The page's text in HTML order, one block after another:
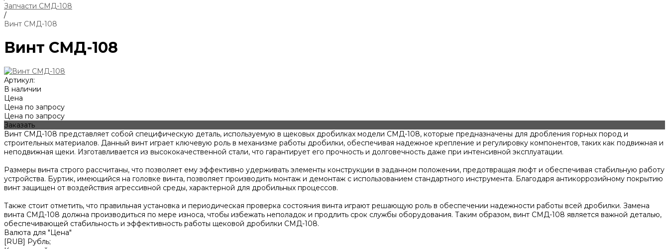
Запчасти СМД-108
/
Винт СМД-108
Винт СМД-108
Артикул:
В наличии
Цена
Цена по запросу
Цена по запросу
Заказать
Винт СМД-108 представляет собой специфическую деталь, используемую в щековых дробилках модели СМД-108, которые предназначены для дробления горных пород и
строительных материалов. Данный винт играет ключевую роль в механизме работы дробилки, обеспечивая надежное крепление и регулировку компонентов, таких как подвижная и
неподвижная щеки. Изготавливается из высококачественной стали, что гарантирует его прочность и долговечность даже при интенсивной эксплуатации.
Размеры винта строго рассчитаны, что позволяет ему эффективно удерживать элементы конструкции в заданном положении, предотвращая люфт и обеспечивая стабильную работу
устройства. Буртик, имеющийся на головке винта, позволяет производить монтаж и демонтаж с использованием стандартного инструмента. Благодаря антикоррозийному покрытию
винт защищен от воздействия агрессивной среды, характерной для дробильных процессов.
Также стоит отметить, что правильная установка и периодическая проверка состояния винта играют решающую роль в обеспечении надежности работы всей дробилки. Замена
винта СМД-108 должна производиться по мере износа, чтобы избежать неполадок и продлить срок службы оборудования. Таким образом, винт СМД-108 является важной деталью,
обеспечивающей стабильность и эффективность работы щековой дробилки СМД-108.
Валюта для "Цена"
[RUB] Рубль;